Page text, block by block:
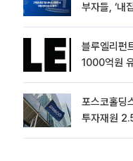
부자들, ‘내
블루엘리펀
1000억원
포스코홀딩
투자재원